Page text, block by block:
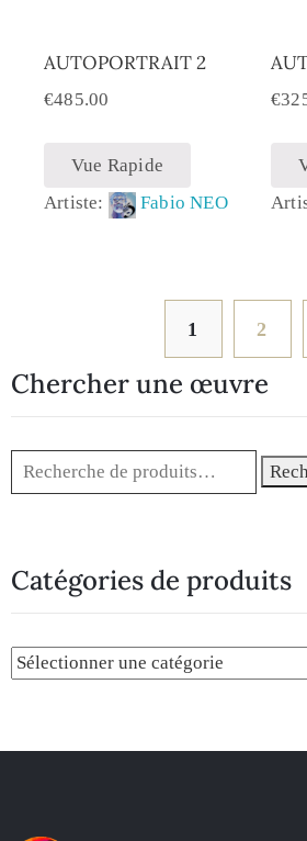
AUTOPORTRAIT 2
€485.00
Vue Rapide
Artiste:
Fabio NEO
€
1 2
Chercher une œuvre
Catégories de produits